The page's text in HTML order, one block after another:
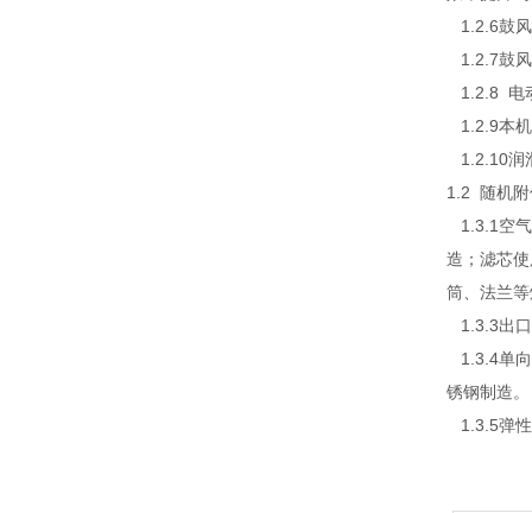
1.2.6鼓风
1.2.7鼓
1.2.8 电
1.2.9本机
1.2.10润
1.2 随机附
1.3.1空气
造；滤芯
筒、法兰
1.3.3出口
1.3.4单向
锈钢制造。
1.3.5弹